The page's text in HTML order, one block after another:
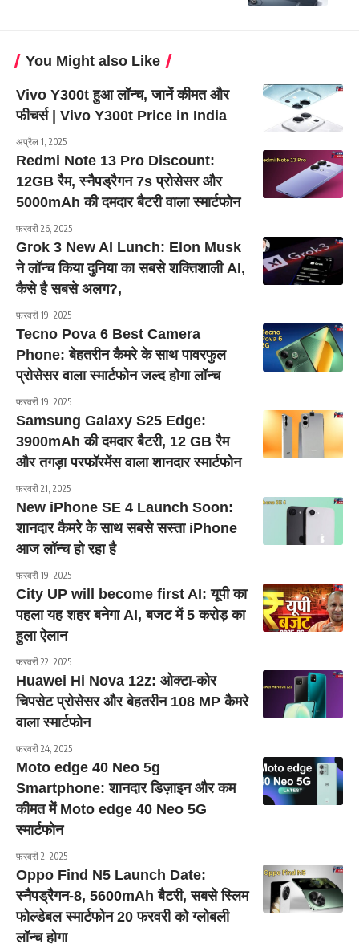
You Might also Like
Vivo Y300t हुआ लॉन्च, जानें कीमत और
फीचर्स | Vivo Y300t Price in India
अप्रैल 1, 2025
Redmi Note 13 Pro Discount:
12GB रैम, स्नैपड्रैगन 7s प्रोसेसर और
5000mAh की दमदार बैटरी वाला स्मार्टफोन
फ़रवरी 26, 2025
Grok 3 New AI Lunch: Elon Musk
ने लॉन्च किया दुनिया का सबसे शक्तिशाली AI,
कैसे है सबसे अलग?,
फ़रवरी 19, 2025
Tecno Pova 6 Best Camera
Phone: बेहतरीन कैमरे के साथ पावरफुल
प्रोसेसर वाला स्मार्टफोन जल्द होगा लॉन्च
फ़रवरी 19, 2025
Samsung Galaxy S25 Edge:
3900mAh की दमदार बैटरी, 12 GB रैम
और तगड़ा परफॉरमेंस वाला शानदार स्मार्टफोन
फ़रवरी 21, 2025
New iPhone SE 4 Launch Soon:
शानदार कैमरे के साथ सबसे सस्ता iPhone
आज लॉन्च हो रहा है
फ़रवरी 19, 2025
City UP will become first AI: यूपी का
पहला यह शहर बनेगा AI, बजट में 5 करोड़ का
हुला ऐलान
फ़रवरी 22, 2025
Huawei Hi Nova 12z: ओक्टा-कोर
चिपसेट प्रोसेसर और बेहतरीन 108 MP कैमरे
वाला स्मार्टफोन
फ़रवरी 24, 2025
Moto edge 40 Neo 5g
Smartphone: शानदार डिज़ाइन और कम
कीमत में Moto edge 40 Neo 5G
स्मार्टफोन
फ़रवरी 2, 2025
Oppo Find N5 Launch Date:
स्नैपड्रैगन-8, 5600mAh बैटरी, सबसे स्लिम
फोल्डेबल स्मार्टफोन 20 फरवरी को ग्लोबली
लॉन्च होगा